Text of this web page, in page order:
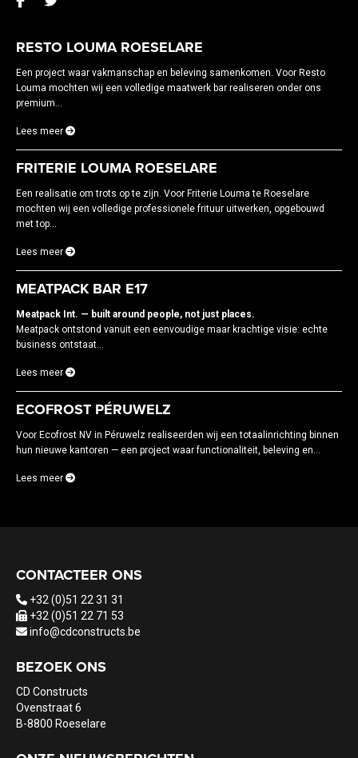
RESTO LOUMA ROESELARE
Een project waar vakmanschap en beleving samenkomen. Voor Resto
Louma mochten wij een volledige maatwerk bar realiseren onder ons
premium...
Lees meer
FRITERIE LOUMA ROESELARE
Een realisatie om trots op te zijn. Voor Friterie Louma te Roeselare
mochten wij een volledige professionele frituur uitwerken, opgebouwd
met top...
Lees meer
MEATPACK BAR E17
Meatpack Int. — built around people, not just places.
Meatpack ontstond vanuit een eenvoudige maar krachtige visie: echte
business ontstaat...
Lees meer
ECOFROST PÉRUWELZ
Voor Ecofrost NV in Péruwelz realiseerden wij een totaalinrichting binnen
hun nieuwe kantoren — een project waar functionaliteit, beleving en...
Lees meer
CONTACTEER ONS
+32 (0)51 22 31 31
+32 (0)51 22 71 53
info@cdconstructs.be
BEZOEK ONS
CD Constructs
Ovenstraat 6
B-8800 Roeselare